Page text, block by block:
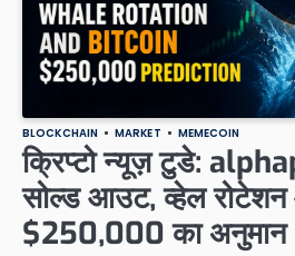
BLOCKCHAIN MARKET MEMECOIN
क्रिप्टो न्यूज़ टुडे:
सोल्ड आउट, व्हेल
$250,000 का अनुमान